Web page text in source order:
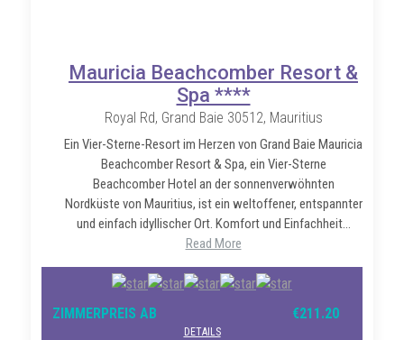
Mauricia Beachcomber Resort &
Spa ****
Royal Rd, Grand Baie 30512, Mauritius
Ein Vier-Sterne-Resort im Herzen von Grand Baie Mauricia
Beachcomber Resort & Spa, ein Vier-Sterne
Beachcomber Hotel an der sonnenverwöhnten
Nordküste von Mauritius, ist ein weltoffener, entspannter
und einfach idyllischer Ort. Komfort und Einfachheit...
Read More
ZIMMERPREIS AB €211.20
DETAILS